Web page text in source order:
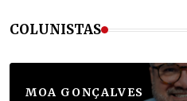
COLUNISTAS
MOA GONÇALVES